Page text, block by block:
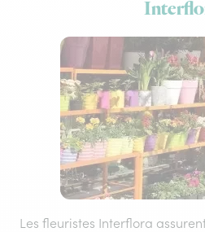
Les fleuristes Interflora